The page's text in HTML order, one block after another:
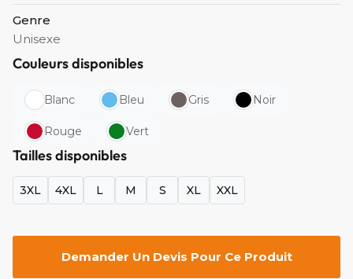
Genre
Unisexe
Couleurs disponibles
Blanc Bleu Gris Noir
Rouge Vert
Tailles disponibles
3XL 4XL L M S XL XXL
Demander Un Devis Pour Ce Produit